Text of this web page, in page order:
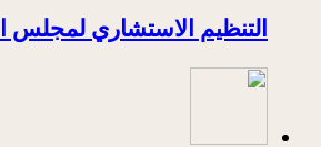
التنظيم الاستشاري لمجلس